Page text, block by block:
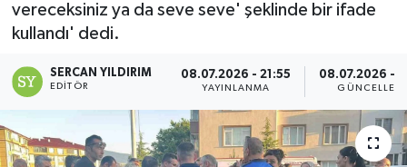
vereceksiniz ya da seve seve' şeklinde bir ifade
kullandı' dedi.
SERCAN YILDIRIM
EDITÖR
08.07.2026 - 21:55
YAYINLANMA
08.07.2026 -